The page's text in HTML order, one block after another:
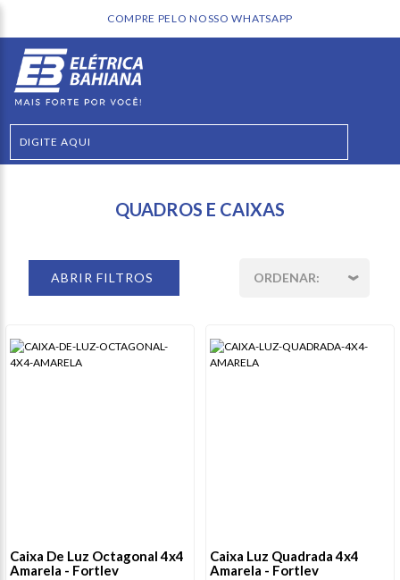
COMPRE PELO NOSSO WHATSAPP
QUADROS E CAIXAS
ABRIR FILTROS
Caixa De Luz Octagonal 4x4
Amarela - Fortlev
Caixa Luz Quadrada 4x4
Amarela - Fortlev